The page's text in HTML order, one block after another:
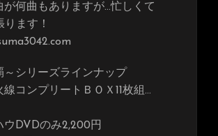
が何曲もありますが…忙しくて
ます！
～シリーズラインナップ
コンプリートＢＯＸ11枚組…
ウDVDのみ2,200円